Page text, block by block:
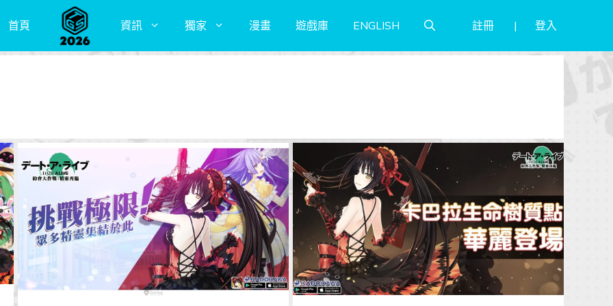
首頁 資訊 獨家 漫畫 遊戲庫 ENGLISH 註冊 登入